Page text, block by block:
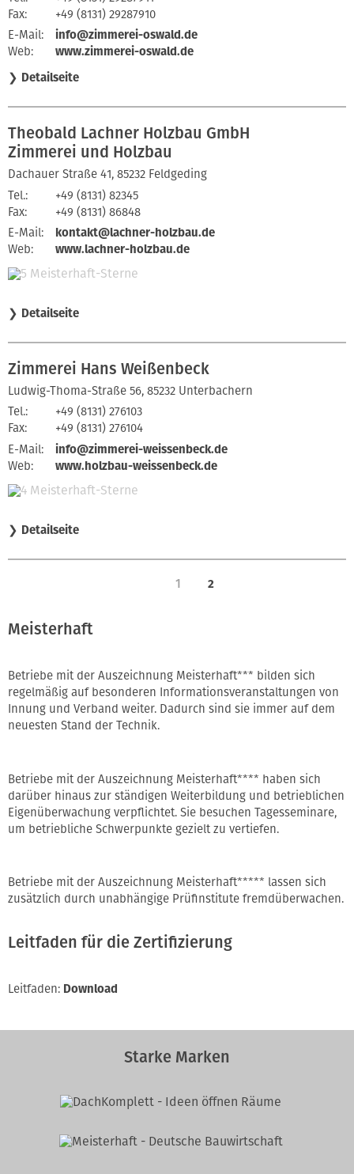
Fax:
+49 (8131) 29287910
E-Mail:
info@zimmerei-oswald.de
Web:
www.zimmerei-oswald.de
❯ Detailseite
Theobald Lachner Holzbau GmbH
Zimmerei und Holzbau
Dachauer Straße 41, 85232 Feldgeding
Tel.:
+49 (8131) 82345
Fax:
+49 (8131) 86848
E-Mail:
kontakt@lachner-holzbau.de
Web:
www.lachner-holzbau.de
❯ Detailseite
Zimmerei Hans Weißenbeck
Ludwig-Thoma-Straße 56, 85232 Unterbachern
Tel.:
+49 (8131) 276103
Fax:
+49 (8131) 276104
E-Mail:
info@zimmerei-weissenbeck.de
Web:
www.holzbau-weissenbeck.de
❯ Detailseite
1 2
Meisterhaft
Betriebe mit der Auszeichnung Meisterhaft*** bilden sich
regelmäßig auf besonderen Informationsveranstaltungen von
Innung und Verband weiter. Dadurch sind sie immer auf dem
neuesten Stand der Technik.
Betriebe mit der Auszeichnung Meisterhaft**** haben sich
darüber hinaus zur ständigen Weiterbildung und betrieblichen
Eigenüberwachung verpflichtet. Sie besuchen Tagesseminare,
um betriebliche Schwerpunkte gezielt zu vertiefen.
Betriebe mit der Auszeichnung Meisterhaft***** lassen sich
zusätzlich durch unabhängige Prüfinstitute fremdüberwachen.
Leitfaden für die Zertifizierung
Leitfaden: Download
Starke Marken